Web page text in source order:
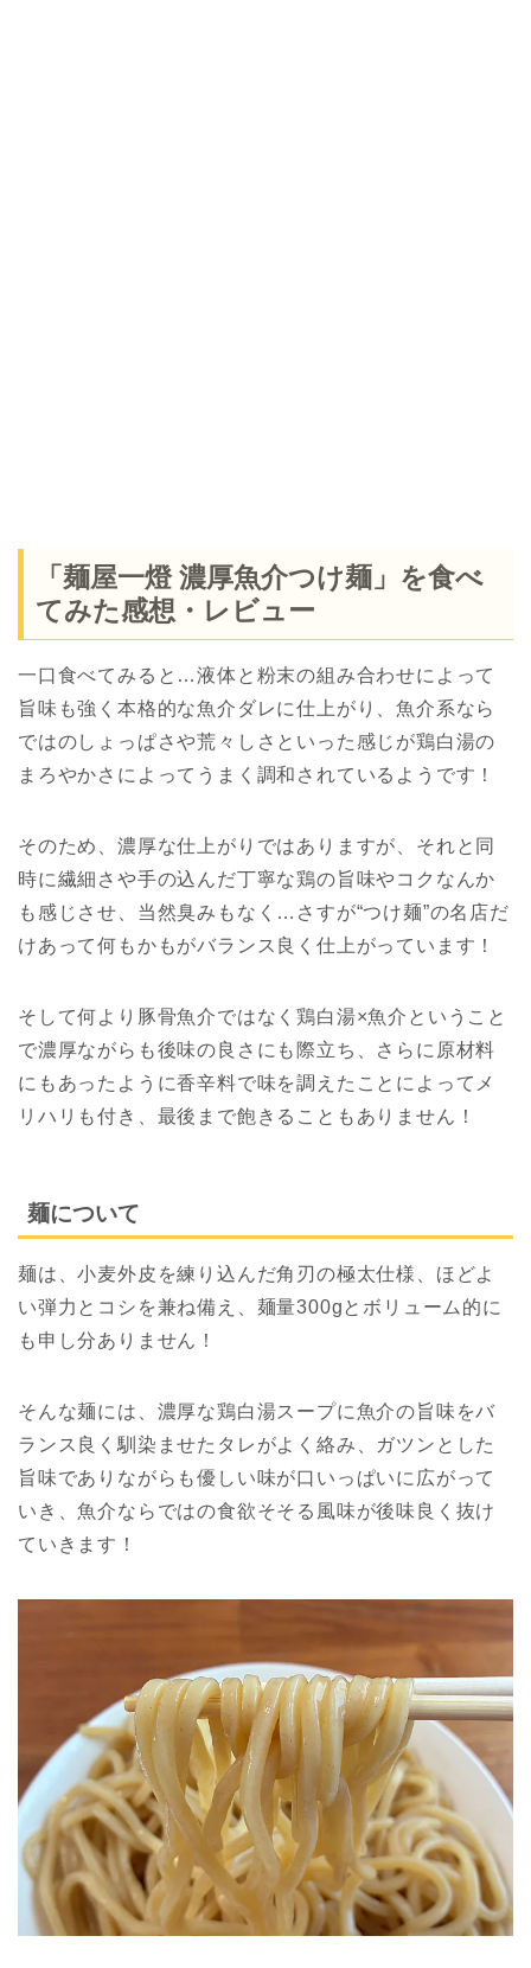
「麺屋一燈 濃厚魚介つけ麺」を食べ
てみた感想・レビュー
一口食べてみると…液体と粉末の組み合わせによって
旨味も強く本格的な魚介ダレに仕上がり、魚介系なら
ではのしょっぱさや荒々しさといった感じが鶏白湯の
まろやかさによってうまく調和されているようです！
そのため、濃厚な仕上がりではありますが、それと同
時に繊細さや手の込んだ丁寧な鶏の旨味やコクなんか
も感じさせ、当然臭みもなく…さすが“つけ麺”の名店だ
けあって何もかもがバランス良く仕上がっています！
そして何より豚骨魚介ではなく鶏白湯×魚介ということ
で濃厚ながらも後味の良さにも際立ち、さらに原材料
にもあったように香辛料で味を調えたことによってメ
リハリも付き、最後まで飽きることもありません！
麺について
麺は、小麦外皮を練り込んだ角刃の極太仕様、ほどよ
い弾力とコシを兼ね備え、麺量300gとボリューム的に
も申し分ありません！
そんな麺には、濃厚な鶏白湯スープに魚介の旨味をバ
ランス良く馴染ませたタレがよく絡み、ガツンとした
旨味でありながらも優しい味が口いっぱいに広がって
いき、魚介ならではの食欲そそる風味が後味良く抜け
ていきます！